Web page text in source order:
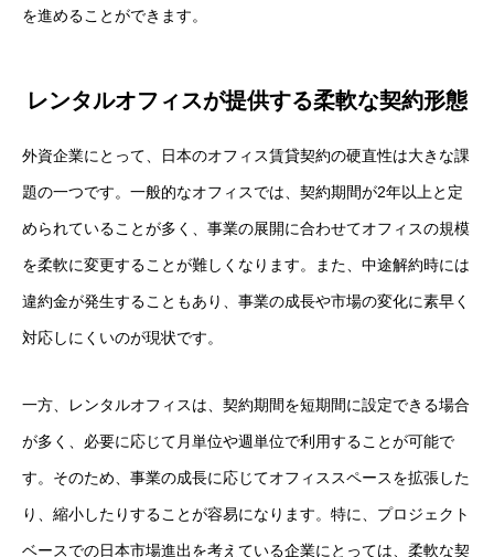
を進めることができます。
レンタルオフィスが提供する柔軟な契約形態
外資企業にとって、日本のオフィス賃貸契約の硬直性は大きな課
題の一つです。一般的なオフィスでは、契約期間が2年以上と定
められていることが多く、事業の展開に合わせてオフィスの規模
を柔軟に変更することが難しくなります。また、中途解約時には
違約金が発生することもあり、事業の成長や市場の変化に素早く
対応しにくいのが現状です。
一方、レンタルオフィスは、契約期間を短期間に設定できる場合
が多く、必要に応じて月単位や週単位で利用することが可能で
す。そのため、事業の成長に応じてオフィススペースを拡張した
り、縮小したりすることが容易になります。特に、プロジェクト
ベースでの日本市場進出を考えている企業にとっては、柔軟な契